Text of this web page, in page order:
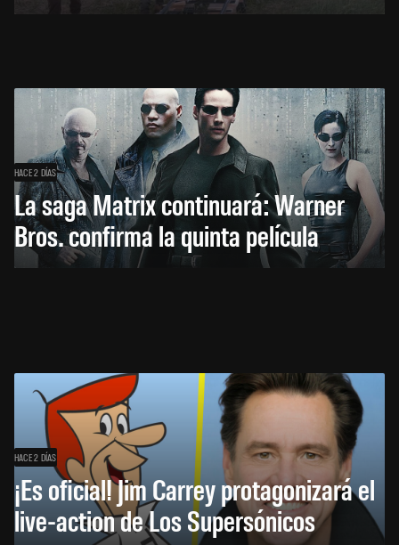
HACE 2 DÍAS
La saga Matrix continuará: Warner
Bros. confirma la quinta película
HACE 2 DÍAS
¡Es oficial! Jim Carrey protagonizará el
live-action de Los Supersónicos